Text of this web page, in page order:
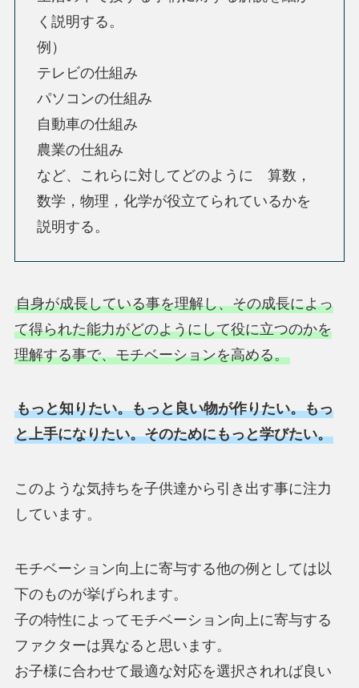
く説明する。
例）
テレビの仕組み
パソコンの仕組み
自動車の仕組み
農業の仕組み
など、これらに対してどのように 算数，
数学，物理，化学が役立てられているかを
説明する。
自身が成長している事を理解し、その成長によっ
て得られた能力がどのようにして役に立つのかを
理解する事で、モチベーションを高める。
もっと知りたい。もっと良い物が作りたい。もっ
と上手になりたい。そのためにもっと学びたい。
このような気持ちを子供達から引き出す事に注力
しています。
モチベーション向上に寄与する他の例としては以
下のものが挙げられます。
子の特性によってモチベーション向上に寄与する
ファクターは異なると思います。
お子様に合わせて最適な対応を選択されれば良い